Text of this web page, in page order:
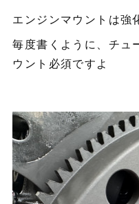
エンジンマウントは強
毎度書くように、チュ
ウント必須ですよ